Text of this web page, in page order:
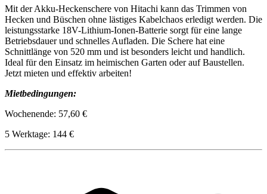
Mit der Akku-Heckenschere von Hitachi kann das Trimmen von
Hecken und Büschen ohne lästiges Kabelchaos erledigt werden. Die
leistungsstarke 18V-Lithium-Ionen-Batterie sorgt für eine lange
Betriebsdauer und schnelles Aufladen. Die Schere hat eine
Schnittlänge von 520 mm und ist besonders leicht und handlich.
Ideal für den Einsatz im heimischen Garten oder auf Baustellen.
Jetzt mieten und effektiv arbeiten!
Mietbedingungen:
Wochenende: 57,60 €
5 Werktage: 144 €